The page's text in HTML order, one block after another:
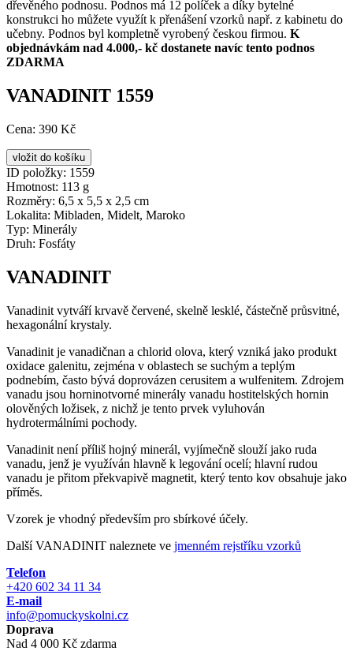
dřevěného podnosu. Podnos má 12 políček a díky bytelné
konstrukci ho můžete využít k přenášení vzorků např. z kabinetu do
učebny. Podnos byl kompletně vyrobený českou firmou. K
objednávkám nad 4.000,- kč dostanete navíc tento podnos
ZDARMA
VANADINIT 1559
Cena: 390 Kč
ID položky: 1559
Hmotnost: 113 g
Rozměry: 6,5 x 5,5 x 2,5 cm
Lokalita: Mibladen, Midelt, Maroko
Typ: Minerály
Druh: Fosfáty
VANADINIT
Vanadinit vytváří krvavě červené, skelně lesklé, částečně průsvitné,
hexagonální krystaly.
Vanadinit je vanadičnan a chlorid olova, který vzniká jako produkt
oxidace galenitu, zejména v oblastech se suchým a teplým
podnebím, často bývá doprovázen cerusitem a wulfenitem. Zdrojem
vanadu jsou horninotvorné minerály vanadu hostitelských hornin
olověných ložisek, z nichž je tento prvek vyluhován
hydrotermálními pochody.
Vanadinit není příliš hojný minerál, vyjímečně slouží jako ruda
vanadu, jenž je využíván hlavně k legování ocelí; hlavní rudou
vanadu je přitom překvapivě magnetit, který tento kov obsahuje jako
příměs.
Vzorek je vhodný především pro sbírkové účely.
Další VANADINIT naleznete ve jmenném rejstříku vzorků
Telefon
+420 602 34 11 34
E-mail
info@pomuckyskolni.cz
Doprava
Nad 4 000 Kč zdarma